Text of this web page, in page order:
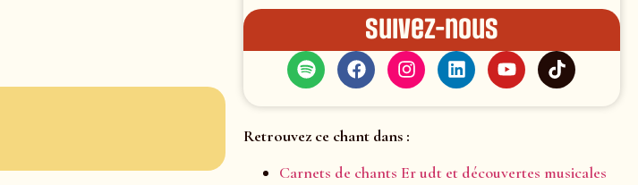
Suivez-nous
Retrouvez ce chant dans :
Carnets de chants Er udt et découvertes musicales